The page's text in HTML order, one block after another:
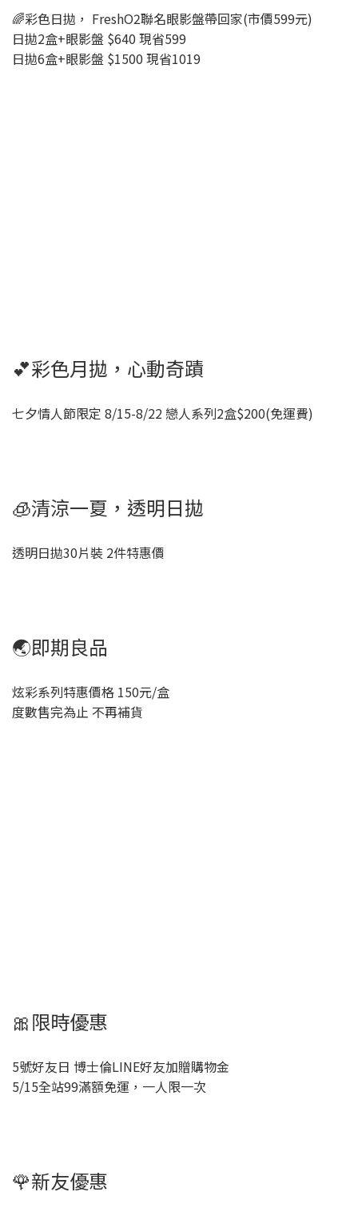
🌈彩色日拋， FreshO2聯名眼影盤帶回家(市價599元)
日拋2盒+眼影盤 $640 現省599
日拋6盒+眼影盤 $1500 現省1019
💕彩色月拋，心動奇蹟
七夕情人節限定 8/15-8/22 戀人系列2盒$200(免運費)
🧊清涼一夏，透明日拋
透明日拋30片裝 2件特惠價
🌏即期良品
炫彩系列特惠價格 150元/盒
度數售完為止 不再補貨
🎀限時優惠
5號好友日 博士倫LINE好友加贈購物金
5/15全站99滿額免運，一人限一次
🌹新友優惠